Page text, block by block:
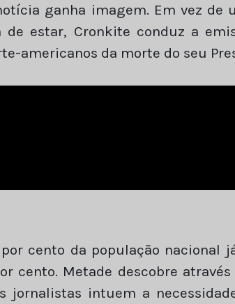
ganha imagem. Em vez de
de estar, Cronkite conduz a
americanos da morte do seu
cento da população nacional
cento. Metade descobre
jornalistas intuem a